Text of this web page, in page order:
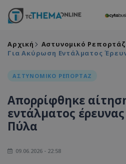
Αρχική Αστυνομικό Ρεπορτάζ
Για Ακύρωση Εντάλματος
ΑΣΤΥΝΟΜΙΚΟ ΡΕΠΟΡΤΑΖ
Απορρίφθηκε
εντάλματος
Πύλα
09.06.2026 - 22:58